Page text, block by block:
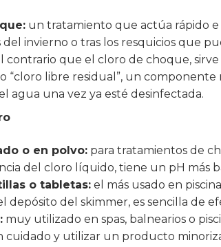
un tratamiento que actúa rápido
del invierno o tras los resquicios que
contrario que el cloro de choque,
“cloro libre residual”, un
agua una vez ya esté desinfectada.
o en polvo: para tratamientos de
del cloro líquido, tiene un pH más
o tabletas: el más usado en
depósito del skimmer, es sencilla de
muy utilizado en spas, balnearios o
cuidado y utilizar un producto